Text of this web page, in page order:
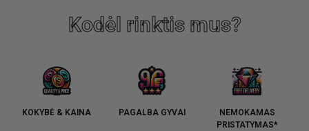
Kodėl rinktis mus?
KOKYBĖ & KAINA PAGALBA GYVAI
NEMOKAMAS
PRISTATYMAS*